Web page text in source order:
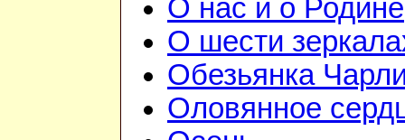
О нас и о Родине
О шести
Обезьянка
Оловянное